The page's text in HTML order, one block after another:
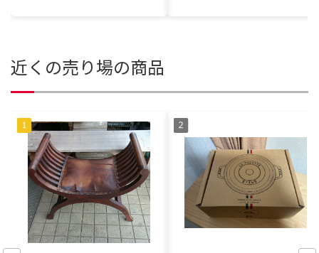
近くの売り場の商品